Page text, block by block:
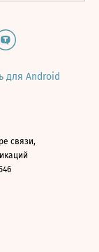
для Android
связи,